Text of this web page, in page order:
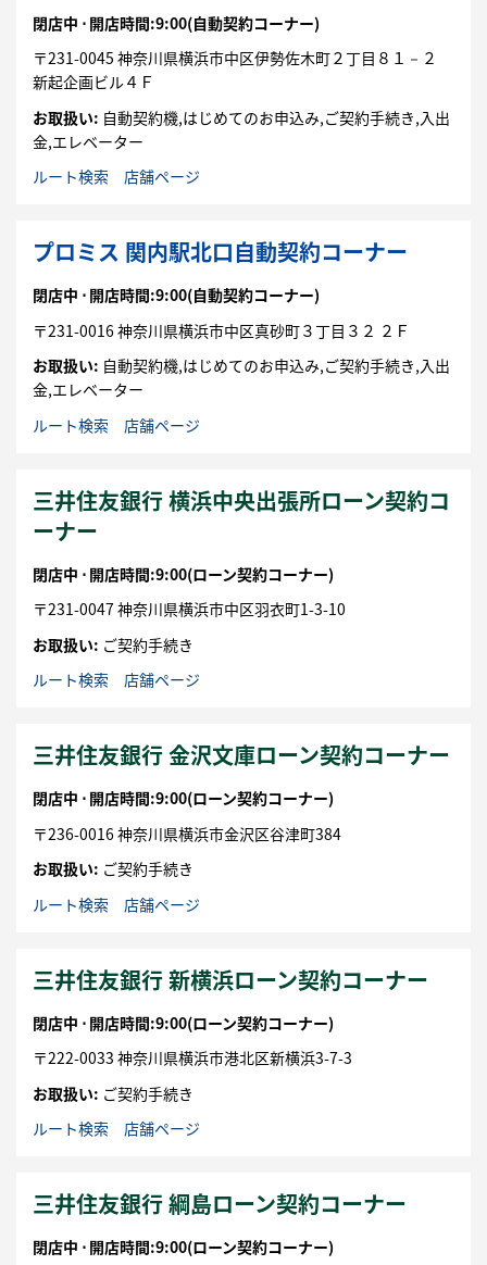
閉店中 ⋅ 開店時間:9:00(自動契約コーナー)
〒231-0045 神奈川県横浜市中区伊勢佐木町２丁目８１－２
新起企画ビル４Ｆ
お取扱い: 自動契約機,はじめてのお申込み,ご契約手続き,入出
金,エレベーター
ルート検索
店舗ページ
プロミス 関内駅北口自動契約コーナー
閉店中 ⋅ 開店時間:9:00(自動契約コーナー)
〒231-0016神奈川県横浜市中区真砂町３丁目３２ ２Ｆ
お取扱い: 自動契約機,はじめてのお申込み,ご契約手続き,入出
金,エレベーター
ルート検索
店舗ページ
三井住友銀行 横浜中央出張所ローン契約コ
ーナー
閉店中 ⋅ 開店時間:9:00(ローン契約コーナー)
〒231-0047神奈川県横浜市中区羽衣町1-3-10
お取扱い: ご契約手続き
ルート検索
店舗ページ
三井住友銀行 金沢文庫ローン契約コーナー
閉店中 ⋅ 開店時間:9:00(ローン契約コーナー)
〒236-0016神奈川県横浜市金沢区谷津町384
お取扱い: ご契約手続き
ルート検索
店舗ページ
三井住友銀行 新横浜ローン契約コーナー
閉店中 ⋅ 開店時間:9:00(ローン契約コーナー)
〒222-0033 神奈川県横浜市港北区新横浜3-7-3
お取扱い: ご契約手続き
ルート検索
店舗ページ
三井住友銀行 綱島ローン契約コーナー
閉店中 ⋅ 開店時間:9:00(ローン契約コーナー)